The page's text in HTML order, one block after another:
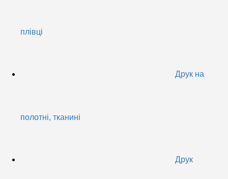
плівці
Друк на
полотні, тканині
Друк